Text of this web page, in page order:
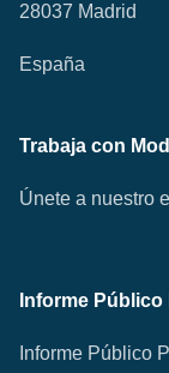
28037 Madrid
España
Trabaja con
Únete a nuestro
Informe
Informe Público